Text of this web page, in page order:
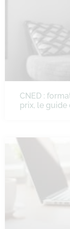
CNED :
prix, le